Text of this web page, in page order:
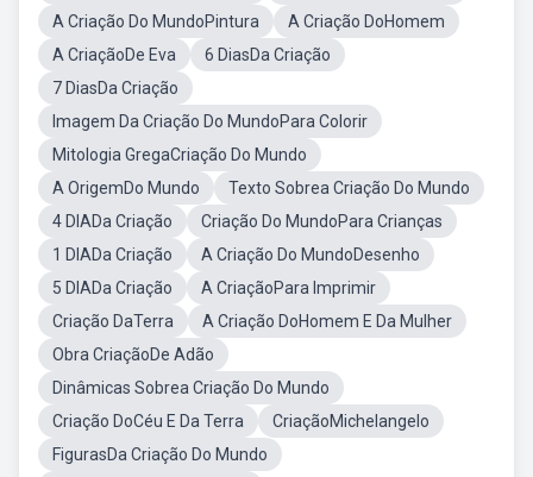
A Criação Do MundoPintura
A Criação DoHomem
A CriaçãoDe Eva
6 DiasDa Criação
7 DiasDa Criação
Imagem Da Criação Do MundoPara Colorir
Mitologia GregaCriação Do Mundo
A OrigemDo Mundo
Texto Sobrea Criação Do Mundo
4 DIADa Criação
Criação Do MundoPara Crianças
1 DIADa Criação
A Criação Do MundoDesenho
5 DIADa Criação
A CriaçãoPara Imprimir
Criação DaTerra
A Criação DoHomem E Da Mulher
Obra CriaçãoDe Adão
Dinâmicas Sobrea Criação Do Mundo
Criação DoCéu E Da Terra
CriaçãoMichelangelo
FigurasDa Criação Do Mundo